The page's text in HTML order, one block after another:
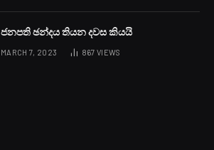
ජනපති ඡන්දය තියන දවස කියයි
MARCH 7, 2023 867 VIEWS